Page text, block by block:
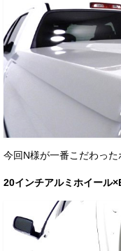
今回N様が一番こだわった
20インチアルミホイー